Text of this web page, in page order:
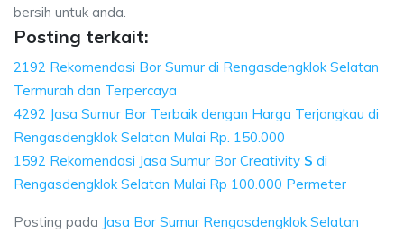
bersih untuk anda.
Posting terkait:
2192 Rekomendasi Bor Sumur di Rengasdengklok Selatan
Termurah dan Terpercaya
4292 Jasa Sumur Bor Terbaik dengan Harga Terjangkau di
Rengasdengklok Selatan Mulai Rp. 150.000
1592 Rekomendasi Jasa Sumur Bor Creativity S di
Rengasdengklok Selatan Mulai Rp 100.000 Permeter
Posting pada Jasa Bor Sumur Rengasdengklok Selatan